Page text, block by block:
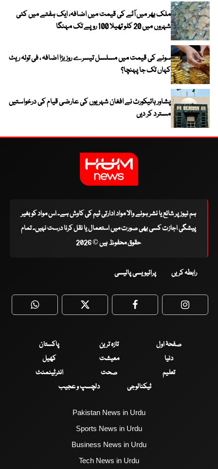
ملک بھر میں آٹے کی قیمت میں اضافہ، ایک ہفتے میں کئی
شہروں میں 20 کلو تھیلا 100 روپے تک مہنگا
سونے کی قیمت میں مسلسل تیسرے روز بڑا اضافہ ، فی تولہ ریٹ
کہاں تک جا پہنچا؟
پشاور ہائیکورٹ نے افغان شہریوں کی عارضی قیام کی درخواستیں
مسترد کر دیں
ہم نیوز پر شائع یا نشر ہونے والا مواد ادارتی ٹیم کی کاوش ہے۔ اس مواد کو بغیر
پیشگی اجازت کسی بھی صورت میں استعمال یا نقل کرنا درست نہیں۔ تمام
حقوق محفوظ ہیں © 2026
رابطہ کریں پرائیویسی پالیسی
WhatsApp Twitter Facebook
صفحۂ اول تازہ ترین
پاکستان
دنیا
معیشت
کھیل
تعلیم
صحت
انٹرٹینمنٹ
ٹیکنالوجی
دلچسپ و عجیب
Pakistan News in Urdu
Sports News in Urdu
Business News in Urdu
Tech News in Urdu